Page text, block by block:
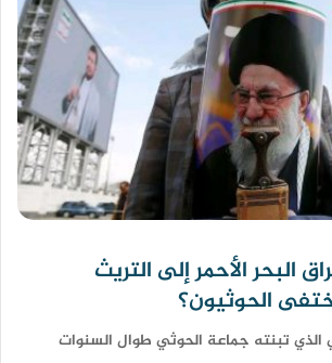
البحر الأحمر إلى التريث
الحوثيون؟
الذي تبنته جماعة الحوثي طوال السنوات